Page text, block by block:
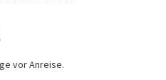
vor Anreise.